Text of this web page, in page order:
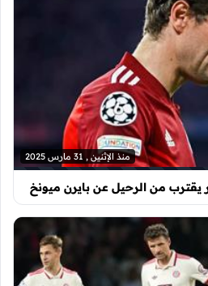
منذ الإثنين , 31 مارس 2025